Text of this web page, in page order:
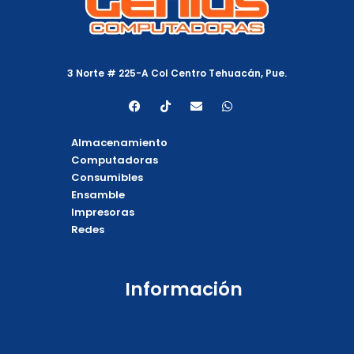
3 Norte # 225-A Col Centro Tehuacán, Pue.
F
a
e
b
o
k
T
i
o
E
n
W
h
Almacenamiento
Computadoras
Consumibles
Ensamble
Impresoras
Redes
Información